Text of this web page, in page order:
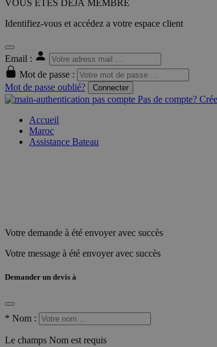
VOUS ÊTES DÉJÀ MEMBRE
Identifiez-vous et accédez a votre espace client
Email :
Mot de passe :
Mot de passe oublié?
Connecter
Pas de compte?
Accueil
Maroc
Assistance Bateau
Votre demande à été envoyer avec succès
Votre message à été envoyer avec succès
Demander un devis à
* Nom :
Le champs Nom est requis